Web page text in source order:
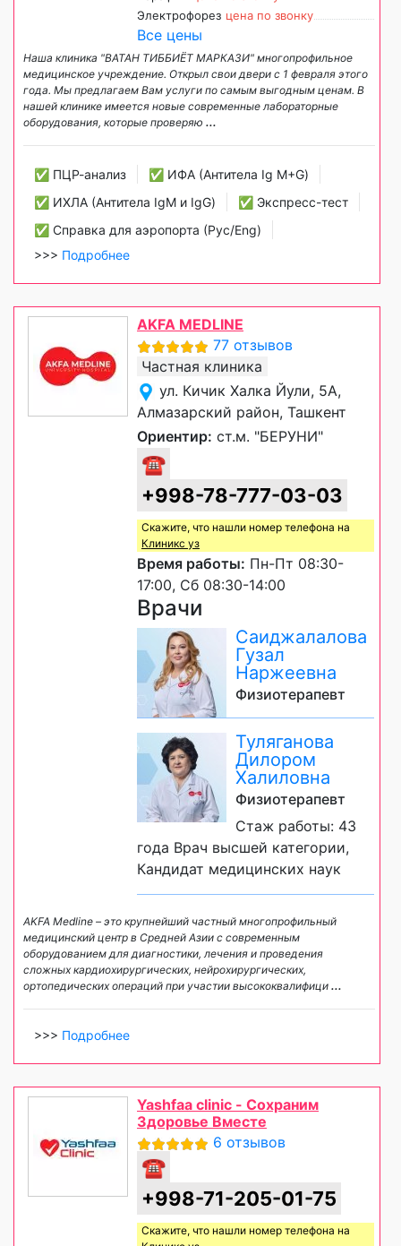
Электрофорез цена по звонку
Все цены
Наша клиника "ВАТАН ТИББИЁТ МАРКАЗИ" многопрофильное
медицинское учреждение. Открыл свои двери с 1 февраля этого
года. Мы предлагаем Вам услуги по самым выгодным ценам. В
нашей клинике имеется новые современные лабораторные
оборудования, которые проверяю ...
✅ ПЦР-анализ
✅ ИФА (Антитела Ig М+G)
✅ ИХЛА (Антитела IgM и IgG)
✅ Экспресс-тест
✅ Справка для аэропорта (Рус/Eng)
>>> Подробнее
AKFA MEDLINE
77 отзывов
Частная клиника
ул. Кичик Халка Йули, 5А,
Алмазарский район, Ташкент
Ориентир: ст.м. "БЕРУНИ"
☎
+998-78-777-03-03
Скажите, что нашли номер телефона на
Клиникс уз
Время работы: Пн-Пт 08:30-
17:00, Сб 08:30-14:00
Врачи
Саиджалалова
Гузал
Наржеевна
Физиотерапевт
Туляганова
Дилором
Халиловна
Физиотерапевт
Стаж работы: 43
года Врач высшей категории,
Кандидат медицинских наук
AKFA Medline – это крупнейший частный многопрофильный
медицинский центр в Средней Азии с современным
оборудованием для диагностики, лечения и проведения
сложных кардиохирургических, нейрохирургических,
ортопедических операций при участии высококвалифици ...
>>> Подробнее
Yashfaa clinic - Сохраним
Здоровье Вместе
6 отзывов
☎
+998-71-205-01-75
Скажите, что нашли номер телефона на